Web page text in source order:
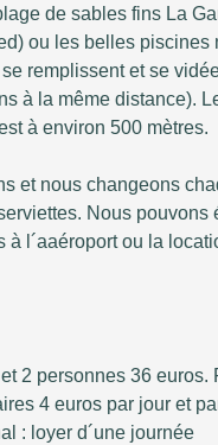
de sables fins La
ou les belles piscines
remplissent et se
à la même distance).
à environ 500 mètres.
et nous changeons
Nous pouvons
à l´aaéroport ou la
2 personnes 36 euros.
4 euros par jour et
: loyer d´une journée